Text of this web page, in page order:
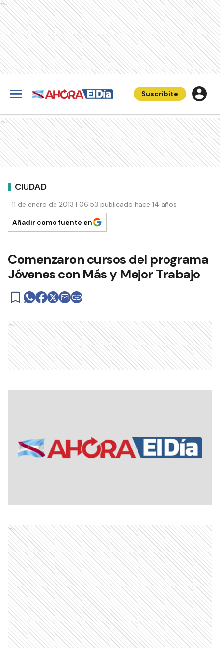
Ads
Suscribite
Ads
CIUDAD
11 de enero de 2013 | 06:53 publicado hace 14 años
Añadir como fuente en
Comenzaron cursos del programa
Jóvenes con Más y Mejor Trabajo
Ads
Ads